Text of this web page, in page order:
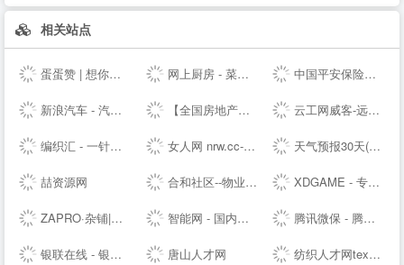
相关站点
蛋蛋赞 | 想你所想,看你所看! 网上厨房 - 菜谱食谱大全 - 学做家常菜的美食网 中国平安保险集团提供专业的保险、银行、投资、贷款、理财服务
新浪汽车 - 汽车生活源动力！ 【全国房地产门户|房地产网】-实播看房抢优惠-全国房天下 云工网威客-远程工作、按需雇佣，灵活用工人才共享平台
编织汇 - 一针一线织出无限可能！ 女人网 nrw.cc-时尚女性-- 天气预报30天(一个月)天气查询，天气预报未来15、20、30天 - 30天天气
喆资源网 合和社区--物业管理服务综合信息论坛 XDGAME - 专注单机游戏试玩及正版推荐！
ZAPRO·杂铺|发现美好，分享快乐！ 智能网 - 国内专业的人工智能科技门户 腾讯微保 - 腾讯官方保险代理平台
银联在线 - 银联网上手机充值缴费,网上信用卡还款 安全,快捷,高效! 唐山人才网 纺织人才网texhr.cn-纺织---纺织人才--站